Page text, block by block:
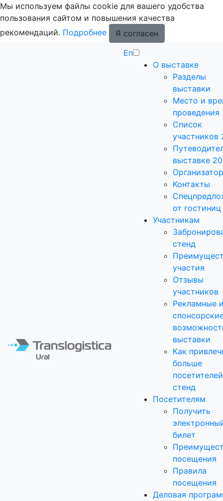
Мы используем файлы cookie для вашего удобства
пользования сайтом и повышения качества
рекомендаций. Подробнее
Я согласен
En
О выставке
Разделы
выставки
Место и
проведения
Список
участников
выставке
Контакты
от гостиниц
Участникам
стенд
участия
Отзывы
участников
Рекламные
выставки
Как
больше
стенд
Посетителям
Получить
билет
посещения
Правила
посещения
Деловая